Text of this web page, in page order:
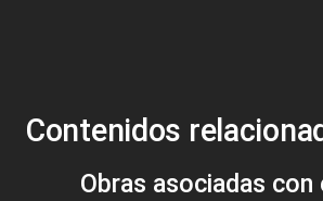
Contenidos
Obras asociadas con